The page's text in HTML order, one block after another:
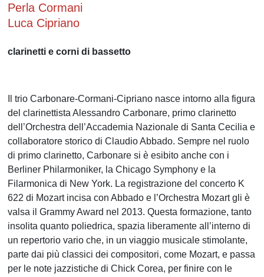
Perla Cormani
Luca Cipriano
clarinetti e corni di bassetto
Il trio Carbonare-Cormani-Cipriano nasce intorno alla figura
del clarinettista Alessandro Carbonare, primo clarinetto
dell’Orchestra dell’Accademia Nazionale di Santa Cecilia e
collaboratore storico di Claudio Abbado. Sempre nel ruolo
di primo clarinetto, Carbonare si è esibito anche con i
Berliner Philarmoniker, la Chicago Symphony e la
Filarmonica di New York. La registrazione del concerto K
622 di Mozart incisa con Abbado e l’Orchestra Mozart gli è
valsa il Grammy Award nel 2013. Questa formazione, tanto
insolita quanto poliedrica, spazia liberamente all’interno di
un repertorio vario che, in un viaggio musicale stimolante,
parte dai più classici dei compositori, come Mozart, e passa
per le note jazzistiche di Chick Corea, per finire con le